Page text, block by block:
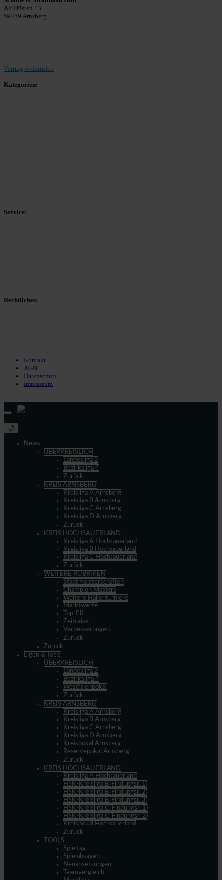
Alt Hüsten 13
59759 Arnsberg
Vertrag widerrufen
Kategorien:
Service:
Rechtliches:
Kontakt
AGN
Datenschutz
Impressum
🌙
News
ÜBERKREISLICH
Landesliga 2
Bezirksliga 4
Zurück
KREIS ARNSBERG
Kreisliga A Arnsberg
Kreisliga B Arnsberg
Kreisliga C Arnsberg
Kreisliga D Arnsberg
Zurück
KREIS HOCHSAUERLAND
Kreisliga A Hochsauerland
Kreisliga B Hochsauerland
Kreisliga C Hochsauerland
Zurück
WEITERE RUBRIKEN
Stadtmeisterschaften
Champion Masters
Weitere Hallenturniere
Marktwerte
Top-Elf
Zeitreise
Verbesserungen
Zurück
Zurück
Ligen & Tools
ÜBERKREISLICH
Landesliga 2
Bezirksliga 4
Westfalenpokal
Zurück
KREIS ARNSBERG
Kreisliga A Arnsberg
Kreisliga B Arnsberg
Kreisliga C Arnsberg
Kreisliga D Arnsberg
Kreispokal Arnsberg
Reservepokal Arnsberg
Zurück
KREIS HOCHSAUERLAND
Kreisliga A Hochsauerland
HSK-Kreisliga B (Findungsr. 1)
HSK-Kreisliga B (Findungsr. 2)
HSK-Kreisliga B (Findungsr. 3)
HSK-Kreisliga C (Findungsr. 1)
HSK-Kreisliga C (Findungsr. 2)
Kreispokal Hochsauerland
Zurück
TOOLS
Spieltag
Spielabsagen
Neuansetzungen
Teamvergleich